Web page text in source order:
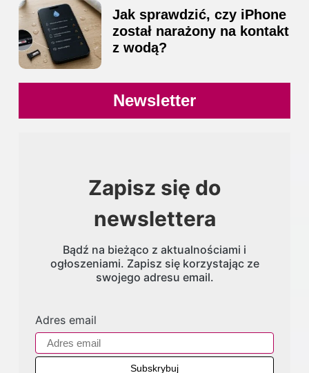
Jak sprawdzić, czy iPhone
został narażony na kontakt
z wodą?
Newsletter
Zapisz się do
newslettera
Bądź na bieżąco z aktualnościami i
ogłoszeniami. Zapisz się korzystając ze
swojego adresu email.
Adres email